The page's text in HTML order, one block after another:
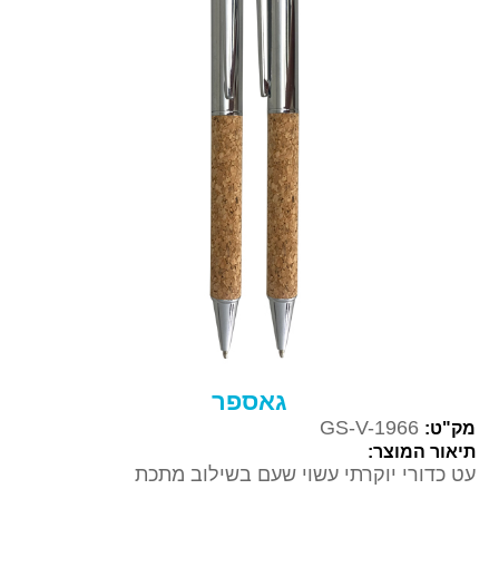
גאספר
מק"ט: GS-V-1966
תיאור המוצר:
עט כדורי יוקרתי עשוי שעם בשילוב מתכת